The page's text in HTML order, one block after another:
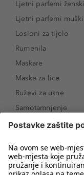
Ljetni parfemi ženski
Ljetni parfemi muški
Losioni za tijelo
Rumenila
Maskare
Maske za lice
Ruževi za usne
Samotamnjenje
Puderi
Proizvodi za obrve
Sunce i zaštita